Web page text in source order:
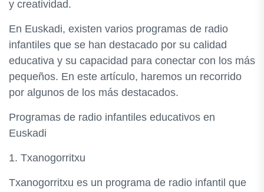
y creatividad.
En Euskadi, existen varios programas de radio
infantiles que se han destacado por su calidad
educativa y su capacidad para conectar con los más
pequeños. En este artículo, haremos un recorrido
por algunos de los más destacados.
Programas de radio infantiles educativos en
Euskadi
1. Txanogorritxu
Txanogorritxu es un programa de radio infantil que